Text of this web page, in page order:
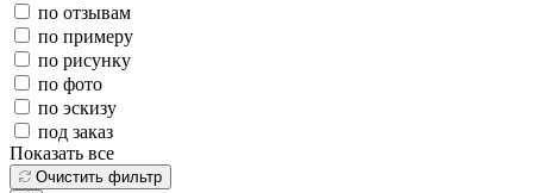
по отзывам
по примеру
по рисунку
по фото
по эскизу
под заказ
Показать все
Очистить фильтр